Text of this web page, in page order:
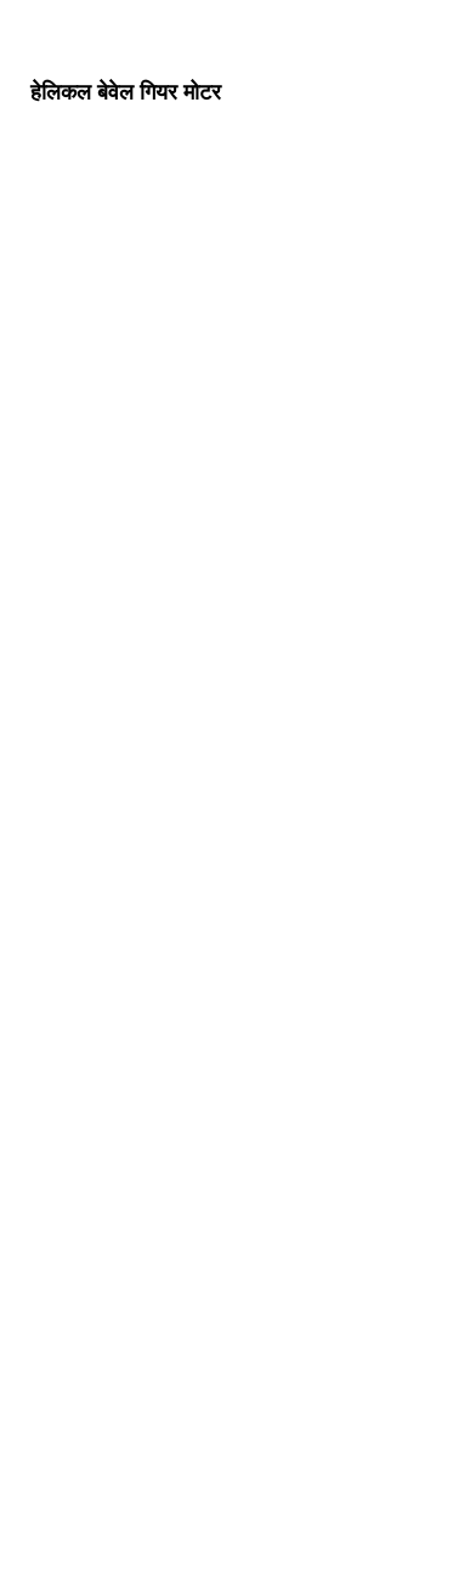
हेलिकल बेवेल गियर मोटर